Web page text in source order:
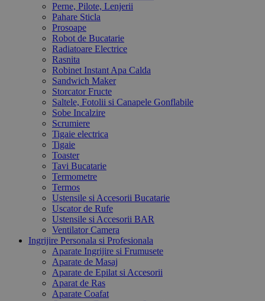
Perne, Pilote, Lenjerii
Pahare Sticla
Prosoape
Robot de Bucatarie
Radiatoare Electrice
Rasnita
Robinet Instant Apa Calda
Sandwich Maker
Storcator Fructe
Saltele, Fotolii si Canapele Gonflabile
Sobe Incalzire
Scrumiere
Tigaie electrica
Tigaie
Toaster
Tavi Bucatarie
Termometre
Termos
Ustensile si Accesorii Bucatarie
Uscator de Rufe
Ustensile si Accesorii BAR
Ventilator Camera
Ingrijire Personala si Profesionala
Aparate Ingrijire si Frumusete
Aparate de Masaj
Aparate de Epilat si Accesorii
Aparat de Ras
Aparate Coafat